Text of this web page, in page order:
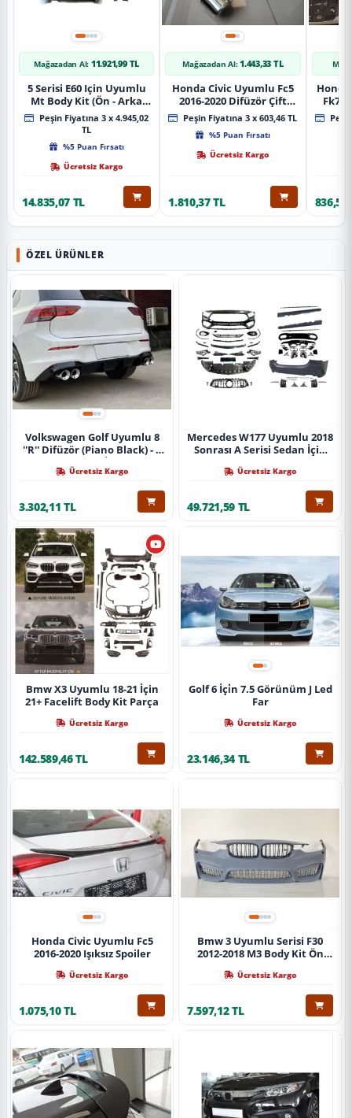
Mağazadan Al: 11.921,99 TL
5 Serisi E60 Için Uyumlu
Mt Body Kit (Ön - Arka
Tampon -Marspiyel )
Peşin Fiyatına 3 x 4.945,02
TL
%5 Puan Fırsatı
Ücretsiz Kargo
14.835,07 TL
Mağazadan Al: 1.443,33 TL
Honda Civic Uyumlu Fc5
2016-2020 Difüzör Çift
Çıkış İçin Egzoz Seti
Peşin Fiyatına 3 x 603,46 TL
%5 Puan Fırsatı
Ücretsiz Kargo
1.810,37 TL
Fk7
836,51
ÖZEL ÜRÜNLER
Volkswagen Golf Uyumlu 8
''R'' Difüzör (Piano Black) - 4
Paket İçin)
Ücretsiz Kargo
3.302,11 TL
Mercedes W177 Uyumlu 2018
Sonrası A Serisi Sedan İçin
Tamponlu Set)
Ücretsiz Kargo
49.721,59 TL
Bmw X3 Uyumlu 18-21 İçin
21+ Facelift Body Kit Parça
Ücretsiz Kargo
142.589,46 TL
Golf 6 İçi̇n 7.5 Görünüm J Led
Far
Ücretsiz Kargo
23.146,34 TL
Honda Civic Uyumlu Fc5
2016-2020 Işıksız Spoiler
Ücretsiz Kargo
1.075,10 TL
Bmw 3 Uyumlu Serisi F30
2012-2018 M3 Body Kit Ön
Ücretsiz Kargo
7.597,12 TL